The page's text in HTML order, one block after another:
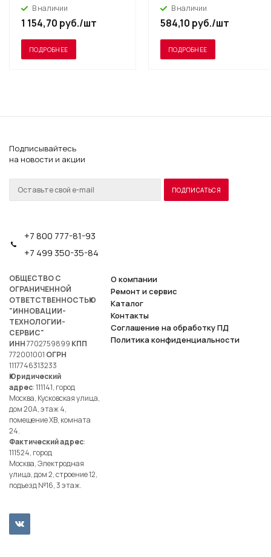
В наличии
1 154,70 руб./шт
ПОДРОБНЕЕ
В наличии
584,10 руб./шт
ПОДРОБНЕЕ
Подписывайтесь
на новости и акции
+7 800 777-81-93
+7 499 350-35-84
ОБЩЕСТВО С
ОГРАНИЧЕННОЙ
ОТВЕТСТВЕННОСТЬЮ
"ИННОВАЦИИ-
ТЕХНОЛОГИИ-
СЕРВИС"
ИНН7702759899 КПП
772001001 ОГРН
1117746313233
Юридический
адрес: 111141, город
Москва, Кусковская улица,
дом 20А, этаж 4,
помещение ХВ, комната
24.
Фактический адрес:
111524, город
Москва, Электродная
улица, дом 2, строение 12,
подъезд №16, 3 этаж.
О компании
Ремонт и сервис
Каталог
Контакты
Соглашение на обработку ПД
Политика конфиденциальности